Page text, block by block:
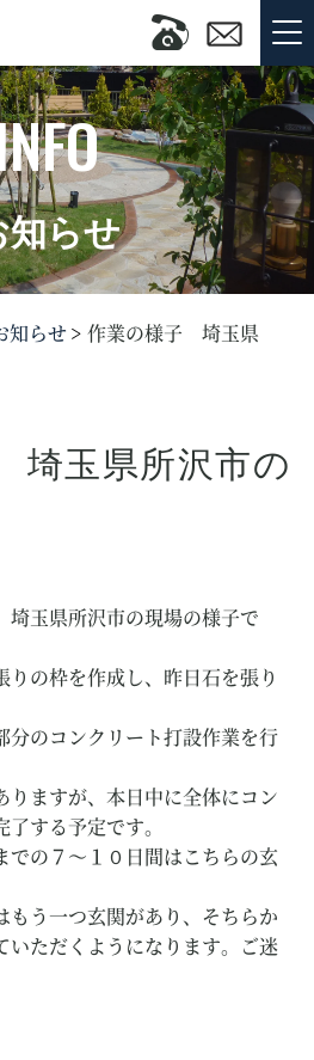
らせ
知らせ
作業の様子 埼玉県
玉県所沢市の
埼玉県所沢市の現場の様子で
の枠を作成し、昨日石を張り
分のコンクリート打設作業を行
りますが、本日中に全体にコン
する予定です。
での７～１０日間はこちらの玄
もう一つ玄関があり、そちらか
いただくようになります。ご迷